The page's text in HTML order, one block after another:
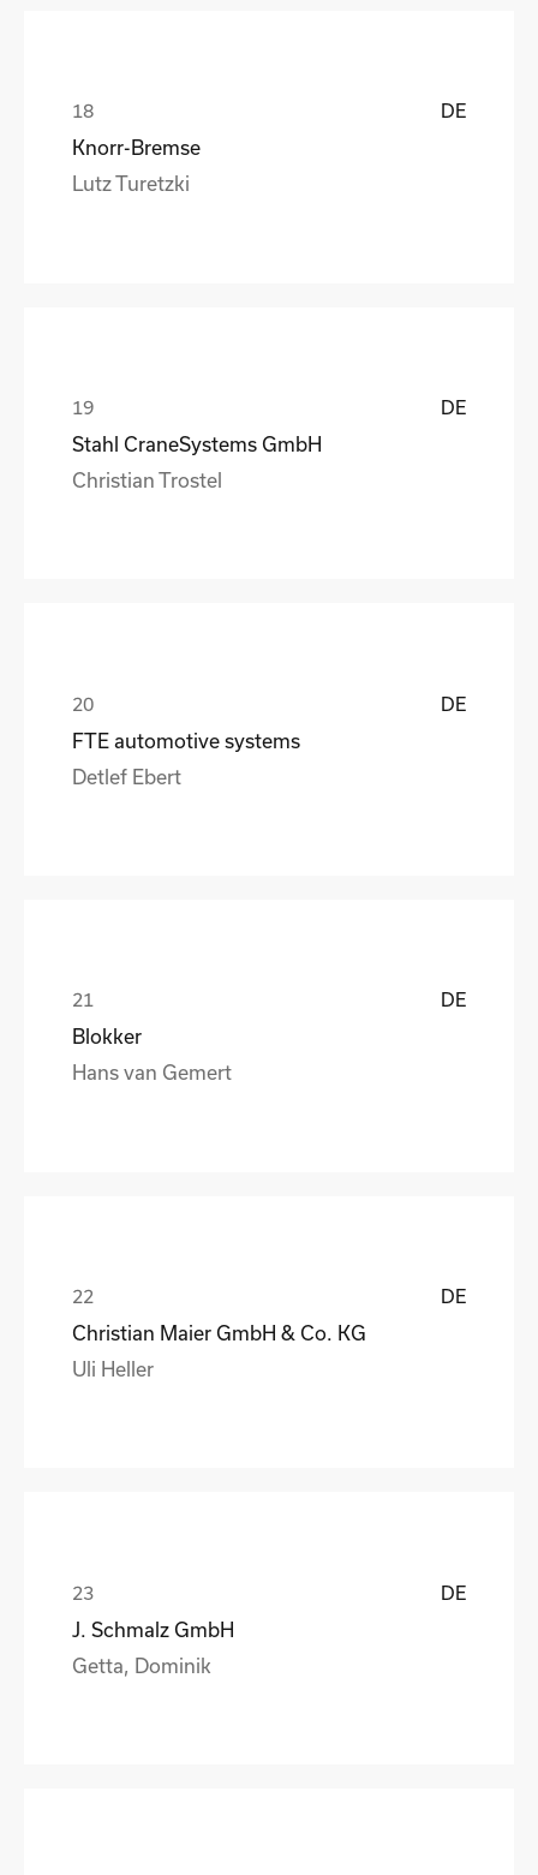
DE
Knorr-Bremse
Lutz Turetzki
DE
Stahl CraneSystems GmbH
Christian Trostel
DE
FTE automotive systems
Detlef Ebert
DE
Blokker
Hans van Gemert
DE
Christian Maier GmbH & Co. KG
Uli Heller
DE
J. Schmalz GmbH
Getta, Dominik